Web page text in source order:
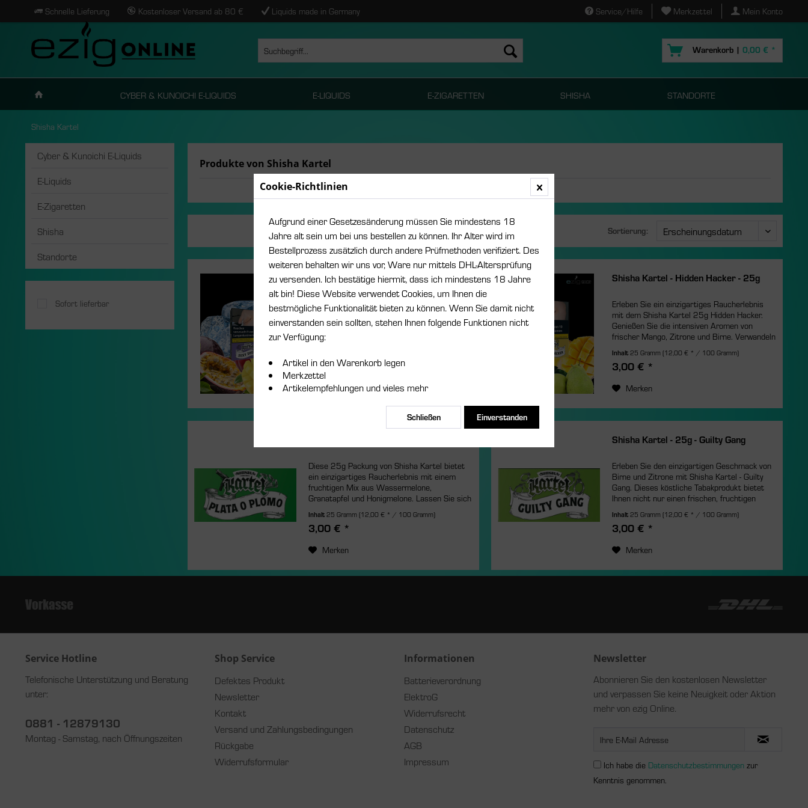
Schnelle Lieferung Kostenloser Versand ab 80 € Liquids made in Germany Service/Hilfe Merkzettel Mein Konto
Warenkorb | 0,00 € *
CYBER & KUNOICHI E-LIQUIDS E-LIQUIDS E-ZIGARETTEN SHISHA STANDORTE
Shisha Kartel
Cyber & Kunoichi E-Liquids
E-Liquids
E-Zigaretten
Shisha
Standorte
Sofort lieferbar
Produkte von Shisha Kartel
Sortierung:
Shisha Kartel - 25g - Sexy Sheba
Erleben Sie den exotischen Geschmack von
Shisha Kartel - Sexy Sheba Tabak! Eine
fruchtige Mischung aus Mango und Maracuja
mit einem kühlen Abgang. Perfekt für ein
Erlebnis. Probieren Sie es jetzt aus!
3,00 € *
Merken
Shisha Kartel - Hidden Hacker - 25g
Erleben Sie ein einzigartiges Raucherlebnis
mit dem Shisha Kartel 25g Hidden Hacker.
Genießen Sie die intensiven Aromen von
frischer Mango, Zitrone und Birne. Verwandeln
fruchtigen Genuss....
Inhalt25 Gramm(12,00 € * / 100 Gramm)
3,00 € *
Merken
Diese 25g Packung von Shisha Kartel bietet
ein einzigartiges Raucherlebnis mit einem
fruchtigen Mix aus Wassermelone,
Granatapfel und Honigmelone. Lassen Sie sich
genießen Sie die perfekte...
Inhalt25 Gramm(12,00 € * / 100 Gramm)
3,00 € *
Merken
Shisha Kartel - 25g - Guilty Gang
Erleben Sie den einzigartigen Geschmack von
Birne und Zitrone mit Shisha Kartel - Guilty
Gang. Dieses köstliche Tabakprodukt bietet
Ihnen nicht nur einen frischen, fruchtigen
lange...
Inhalt25 Gramm(12,00 € * / 100 Gramm)
3,00 € *
Merken
Service Hotline
Telefonische Unterstützung und Beratung
unter:
0881 - 12879130
Montag - Samstag, nach Öffnungszeiten
Shop Service
Defektes Produkt
Newsletter
Kontakt
Versand und Zahlungsbedingungen
Rückgabe
Widerrufsformular
Informationen
Batterieverordnung
ElektroG
Widerrufsrecht
Datenschutz
AGB
Impressum
Newsletter
Abonnieren Sie den kostenlosen Newsletter
und verpassen Sie keine Neuigkeit oder Aktion
mehr von ezig Online.
Ich habe die Datenschutzbestimmungen zur
Kenntnis genommen.
Cookie-Richtlinien
Aufgrund einer Gesetzesänderung müssen Sie mindestens 18
Jahre alt sein um bei uns bestellen zu können. Ihr Alter wird im
Bestellprozess zusätzlich durch andere Prüfmethoden verifiziert. Des
weiteren behalten wir uns vor, Ware nur mittels DHL-Altersprüfung
zu versenden. Ich bestätige hiermit, dass ich mindestens 18 Jahre
alt bin! Diese Website verwendet Cookies, um Ihnen die
bestmögliche Funktionalität bieten zu können. Wenn Sie damit nicht
einverstanden sein sollten, stehen Ihnen folgende Funktionen nicht
zur Verfügung:
Artikel in den Warenkorb legen
Merkzettel
Artikelempfehlungen und vieles mehr
Einverstanden
Schließen